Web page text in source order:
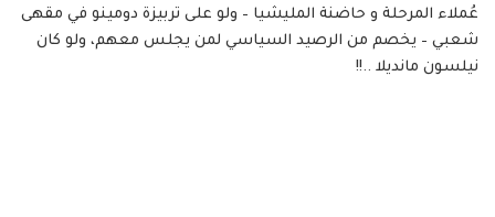
عُملاء المرحلة و حاضنة المليشيا – ولو على تربيزة دومينو في مقهى
شعبي – يخصم من الرصيد السياسي لمن يجلس معهم، ولو كان
نيلسون مانديلا ..!!